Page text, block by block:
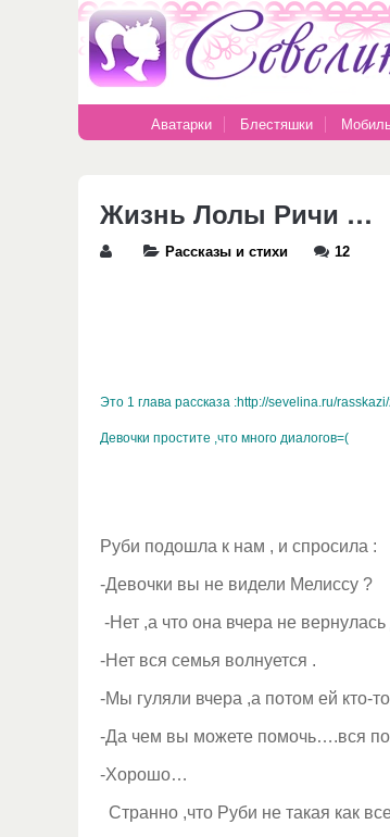
Аватарки Блестяшки
Жизнь Лолы Ричи …
Рассказы и стихи 12
Это 1 глава рассказа :http://sevelina.ru/
Девочки простите ,что много диалогов=(
Руби подошла к нам , и спросила :
-Девочки вы не видели Мелиссу ?
-Нет ,а что она вчера не
-Нет вся семья волнуется .
-Мы гуляли вчера ,а потом ей кто-
-Да чем вы можете помочь….вся
-Хорошо…
Странно ,что Руби не такая как